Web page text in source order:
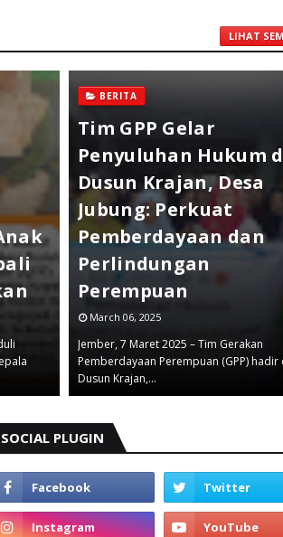
LIHAT
BERITA
Tim GPP Gelar
Penyuluhan Hukum
Dusun Krajan, Desa
Jubung: Perkuat
Pemberdayaan dan
Perlindungan
Perempuan
March 06, 2025
Jember, 7 Maret 2025 – Tim Gerakan
Pemberdayaan Perempuan (GPP) hadir
Dusun Krajan,…
SOCIAL PLUGIN